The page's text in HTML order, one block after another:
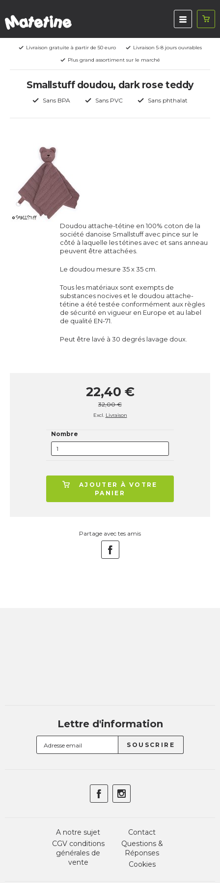
Livraison gratuite à partir de 50 euro
Livraison 5-8 jours ouvrables
Plus grand assortiment sur le marché
Smallstuff doudou, dark rose teddy
Sans BPA Sans PVC Sans phthalat
Doudou attache-tétine en 100% coton de la
société danoise Smallstuff avec pince sur le
côté à laquelle les tétines avec et sans anneau
peuvent être attachées.
Le doudou mesure 35 x 35 cm.
Tous les matériaux sont exempts de
substances nocives et le doudou attache-
tétine a été testée conformément aux règles
de sécurité en vigueur en Europe et au label
de qualité EN-71.
Peut être lavé à 30 degrés lavage doux.
22,40 €
32,00 €
Excl. Livraison
Nombre
AJOUTER À VOTRE
PANIER
Partage avec tes amis
Lettre d'information
A notre sujet
CGV conditions
générales de
vente
Contact
Questions &
Réponses
Cookies